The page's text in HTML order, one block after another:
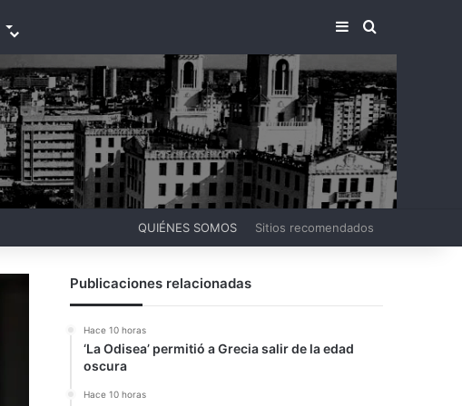
BARRA LATERAL
BUSCAR
QUIÉNES SOMOS Sitios recomendados
Publicaciones relacionadas
Hace 10 horas
‘La Odisea’ permitió a Grecia salir de la edad
oscura
Hace 10 horas